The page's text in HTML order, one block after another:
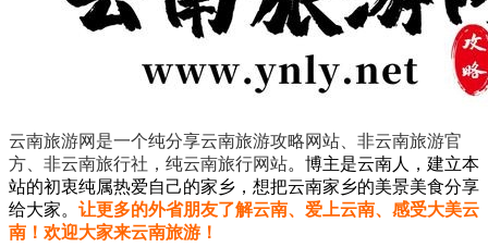
云南旅游网是一个纯分享云南旅游攻略网站、非云南旅游官
方、非云南旅行社，纯云南旅行网站。 博主是云南人，建立本
站的初衷纯属热爱自己的家乡，想把云南家乡的美景美食分享
给大家。 让更多的外省朋友了解云南、爱上云南、感受大美云
南！欢迎大家来云南旅游！